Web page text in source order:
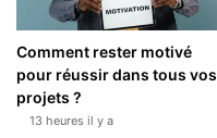
Comment rester motivé
pour réussir dans tous vos
projets ?
13 heures il y a